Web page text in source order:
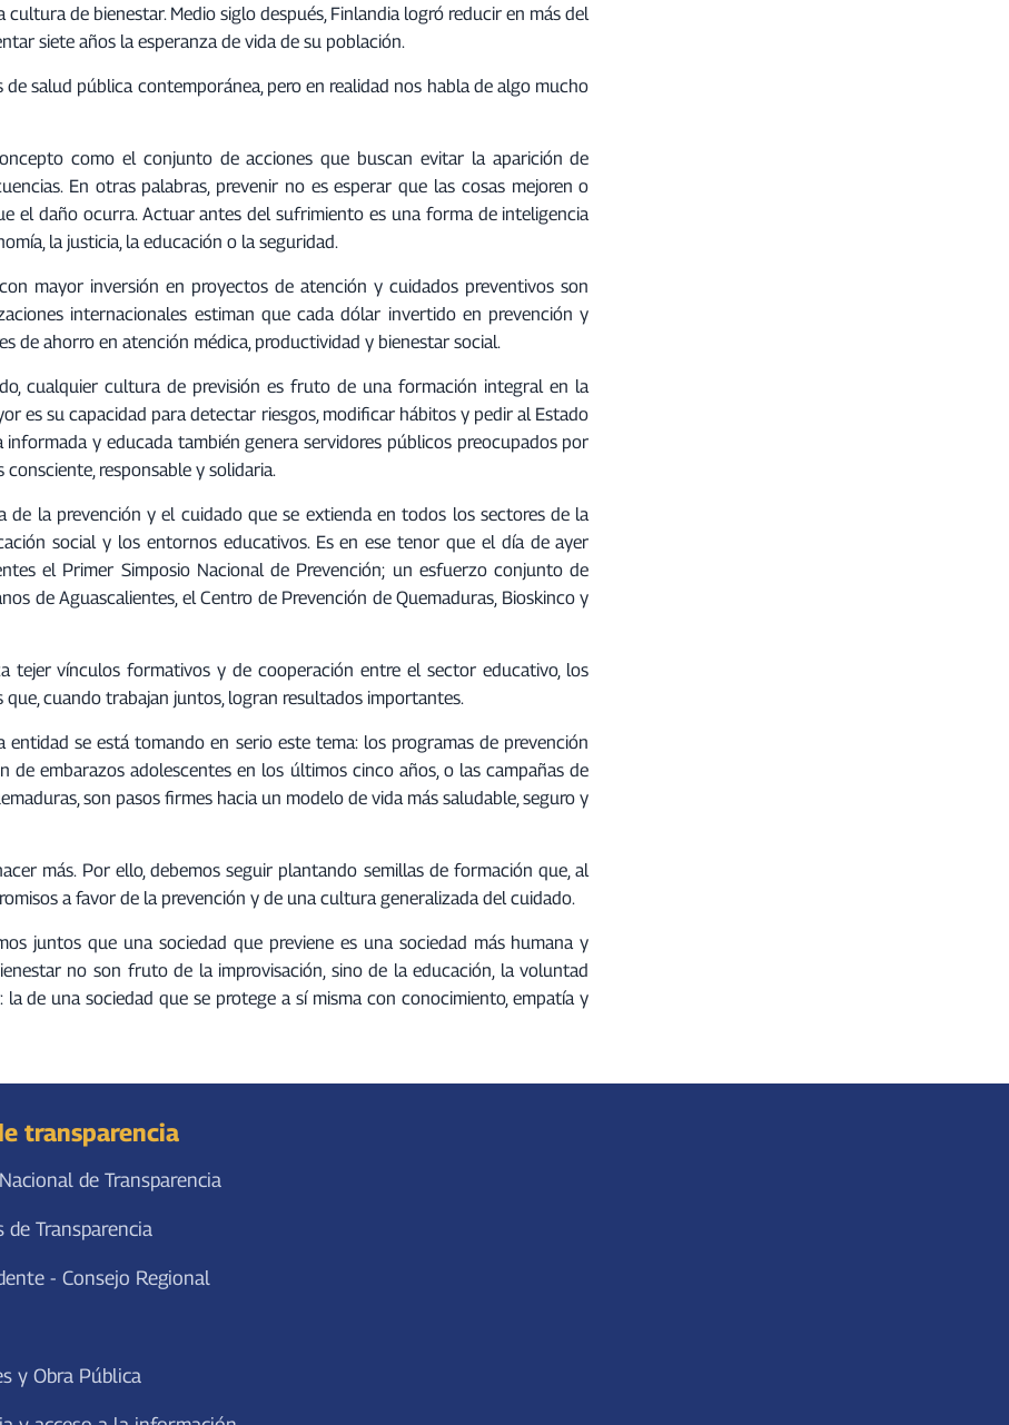
e
c
a
d
e
f
l
c
h
a
a
r
r
a
/
a
b
o
a
r
a
m
e
n
t
a
de bienestar. Medio siglo después, Finlandia logró reducir en más del
siete años la esperanza de vida de su población.
salud pública contemporánea, pero en realidad nos habla de algo mucho
como el conjunto de acciones que buscan evitar la aparición de
En otras palabras, prevenir no es esperar que las cosas mejoren o
el daño ocurra. Actuar antes del sufrimiento es una forma de inteligencia
la justicia, la educación o la seguridad.
mayor inversión en proyectos de atención y cuidados preventivos son
internacionales estiman que cada dólar invertido en prevención y
de ahorro en atención médica, productividad y bienestar social.
cualquier cultura de previsión es fruto de una formación integral en la
es su capacidad para detectar riesgos, modificar hábitos y pedir al Estado
y educada también genera servidores públicos preocupados por
responsable y solidaria.
la prevención y el cuidado que se extienda en todos los sectores de la
social y los entornos educativos. Es en ese tenor que el día de ayer
el Primer Simposio Nacional de Prevención; un esfuerzo conjunto de
de Aguascalientes, el Centro de Prevención de Quemaduras, Bioskinco y
tejer vínculos formativos y de cooperación entre el sector educativo, los
cuando trabajan juntos, logran resultados importantes.
se está tomando en serio este tema: los programas de prevención
de embarazos adolescentes en los últimos cinco años, o las campañas de
son pasos firmes hacia un modelo de vida más saludable, seguro y
más. Por ello, debemos seguir plantando semillas de formación que, al
a favor de la prevención y de una cultura generalizada del cuidado.
juntos que una sociedad que previene es una sociedad más humana y
no son fruto de la improvisación, sino de la educación, la voluntad
de una sociedad que se protege a sí misma con conocimiento, empatía y
transparencia
de Transparencia
de Transparencia
- Consejo Regional
y Obra Pública